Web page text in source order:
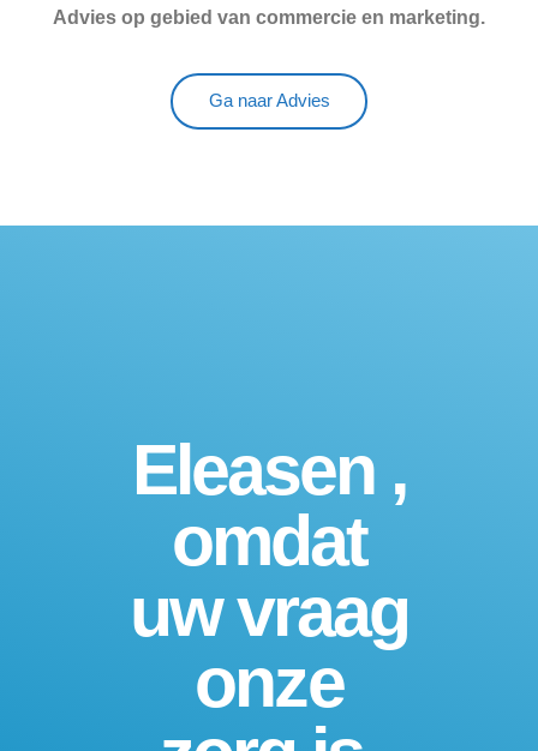
Advies op gebied van commercie en marketing.
Ga naar Advies
Eleasen ,
omdat
uw vraag
onze